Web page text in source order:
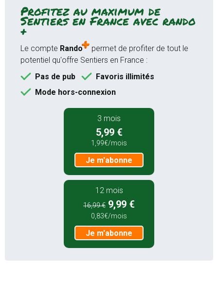
Profitez au maximum de
Sentiers en France avec rando
+
Le compte Rando
permet de profiter de tout le
potentiel qu'offre Sentiers en France :
Pas de pub
Favoris illimités
Mode hors-connexion
3 mois
5,99 €
1,99€/mois
Je m'abonne
12 mois
16,99 € 9,99 €
0,83€/mois
Je m'abonne
Je m'abonne
12 mois
9,99 €
au lieu de
Je m'abonne